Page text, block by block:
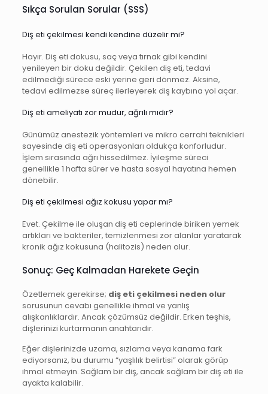
Sıkça Sorulan Sorular (SSS)
Diş eti çekilmesi kendi kendine düzelir mi?
Hayır. Diş eti dokusu, saç veya tırnak gibi kendini
yenileyen bir doku değildir. Çekilen diş eti, tedavi
edilmediği sürece eski yerine geri dönmez. Aksine,
tedavi edilmezse süreç ilerleyerek diş kaybına yol açar.
Diş eti ameliyatı zor mudur, ağrılı mıdır?
Günümüz anestezik yöntemleri ve mikro cerrahi teknikleri
sayesinde diş eti operasyonları oldukça konforludur.
İşlem sırasında ağrı hissedilmez. İyileşme süreci
genellikle 1 hafta sürer ve hasta sosyal hayatına hemen
dönebilir.
Diş eti çekilmesi ağız kokusu yapar mı?
Evet. Çekilme ile oluşan diş eti ceplerinde biriken yemek
artıkları ve bakteriler, temizlenmesi zor alanlar yaratarak
kronik ağız kokusuna (halitozis) neden olur.
Sonuç: Geç Kalmadan Harekete Geçin
Özetlemek gerekirse; diş eti çekilmesi neden olur
sorusunun cevabı genellikle ihmal ve yanlış
alışkanlıklardır. Ancak çözümsüz değildir. Erken teşhis,
dişlerinizi kurtarmanın anahtarıdır.
Eğer dişlerinizde uzama, sızlama veya kanama fark
ediyorsanız, bu durumu “yaşlılık belirtisi” olarak görüp
ihmal etmeyin. Sağlam bir diş, ancak sağlam bir diş eti ile
ayakta kalabilir.